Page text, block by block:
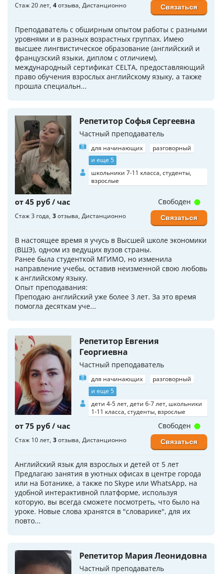
Стаж 20 лет 4отзыва Дистанционно
Преподаватель с обширным опытом работы с разными
уровнями и в разных возрастных группах. Имею
высшее лингвистическое образование (английский и
французский языки, диплом с отличием),
международный сертификат CELTA, предоставляющий
право обучения взрослых английскому языку, а также
прошла специальн...
Связаться
Репетитор Софья Сергеевна
Частный преподаватель
для начинающих
разговорный
и еще 5
школьники 7-11 класса, студенты,
взрослые
от 45 руб / час
Стаж 3 года 3отзыва Дистанционно
В настоящее время я учусь в Высшей школе экономики
(ВШЭ), одном из ведущих вузов страны.
Ранее была студенткой МГИМО, но изменила
направление учебы, оставив неизменной свою любовь
к английскому языку.
Опыт преподавания:
Преподаю английский уже более 3 лет. За это время
помогла десяткам уче...
Свободен
Связаться
Репетитор Евгения
Георгиевна
Частный преподаватель
для начинающих
разговорный
и еще 5
дети 4-5 лет, дети 6-7 лет, школьники
1-11 класса, студенты, взрослые
от 75 руб / час
Стаж 10 лет 3отзыва Дистанционно
Английский язык для взрослых и детей от 5 лет
Предлагаю занятия в уютных офисах в центре города
или на Ботанике, а также по Skype или WhatsApp, на
удобной интерактивной платформе, используя
которую, вы всегда сможете посмотреть, что было на
уроке. Новые слова хранятся в "словарике", для их
повто...
Свободен
Связаться
Репетитор Мария Леонидовна
Частный преподаватель